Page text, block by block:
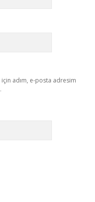
adım, e-posta adresim